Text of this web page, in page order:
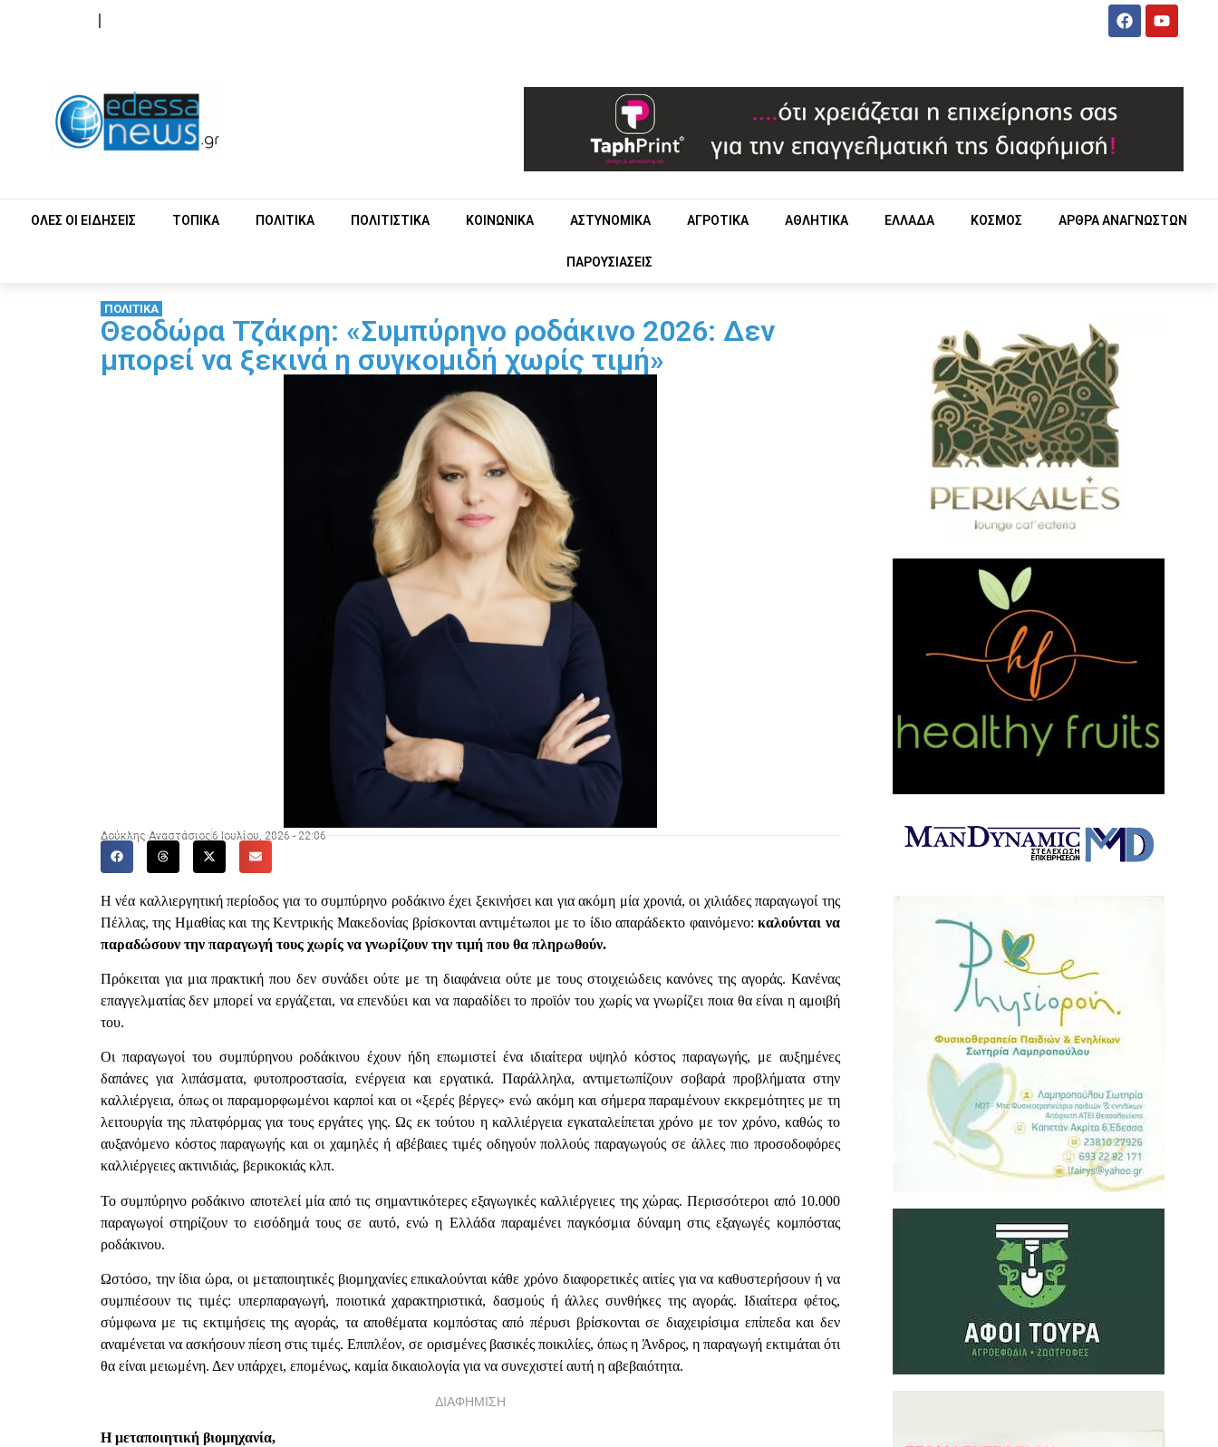
ΟΛΕΣ ΟΙ ΕΙΔΗΣΕΙΣ ΤΟΠΙΚΑ ΠΟΛΙΤΙΚΑ ΠΟΛΙΤΙΣΤΙΚΑ ΚΟΙΝΩΝΙΚΑ ΑΣΤΥΝΟΜΙΚΑ ΑΓΡΟΤΙΚΑ ΑΘΛΗΤΙΚΑ ΕΛΛΑΔΑ ΚΟΣΜΟΣ ΑΡΘΡΑ ΑΝΑΓΝΩΣΤΩΝ
ΠΑΡΟΥΣΙΑΣΕΙΣ
ΠΟΛΙΤΙΚΑ
Θεοδώρα Τζάκρη: «Συμπύρηνο ροδάκινο 2026: Δεν
μπορεί να ξεκινά η συγκομιδή χωρίς τιμή»
Δούκλης Αναστάσιος 6 Ιουλίου, 2026 - 22:06
Η νέα καλλιεργητική περίοδος για το συμπύρηνο ροδάκινο έχει ξεκινήσει και για ακόμη μία χρονιά, οι χιλιάδες παραγωγοί της
Πέλλας, της Ημαθίας και της Κεντρικής Μακεδονίας βρίσκονται αντιμέτωποι με το ίδιο απαράδεκτο φαινόμενο:καλούνται να
παραδώσουν την παραγωγή τους χωρίς να γνωρίζουν την τιμή που θα πληρωθούν.
Πρόκειται για μια πρακτική που δεν συνάδει ούτε με τη διαφάνεια ούτε με τους στοιχειώδεις κανόνες της αγοράς. Κανένας
επαγγελματίας δεν μπορεί να εργάζεται, να επενδύει και να παραδίδει το προϊόν του χωρίς να γνωρίζει ποια θα είναι η αμοιβή
του.
Οι παραγωγοί του συμπύρηνου ροδάκινου έχουν ήδη επωμιστεί ένα ιδιαίτερα υψηλό κόστος παραγωγής, με αυξημένες
δαπάνες για λιπάσματα, φυτοπροστασία, ενέργεια και εργατικά. Παράλληλα, αντιμετωπίζουν σοβαρά προβλήματα στην
καλλιέργεια, όπως οι παραμορφωμένοι καρποί και οι «ξερές βέργες» ενώ ακόμη και σήμερα παραμένουν εκκρεμότητες με τη
λειτουργία της πλατφόρμας για τους εργάτες γης. Ως εκ τούτου η καλλιέργεια εγκαταλείπεται χρόνο με τον χρόνο, καθώς το
αυξανόμενο κόστος παραγωγής και οι χαμηλές ή αβέβαιες τιμές οδηγούν πολλούς παραγωγούς σε άλλες πιο προσοδοφόρες
καλλιέργειες ακτινιδιάς, βερικοκιάς κλπ.
Το συμπύρηνο ροδάκινο αποτελεί μία από τις σημαντικότερες εξαγωγικές καλλιέργειες της χώρας. Περισσότεροι από 10.000
παραγωγοί στηρίζουν το εισόδημά τους σε αυτό, ενώ η Ελλάδα παραμένει παγκόσμια δύναμη στις εξαγωγές κομπόστας
ροδάκινου.
Ωστόσο, την ίδια ώρα, οι μεταποιητικές βιομηχανίες επικαλούνται κάθε χρόνο διαφορετικές αιτίες για να καθυστερήσουν ή να
συμπιέσουν τις τιμές: υπερπαραγωγή, ποιοτικά χαρακτηριστικά, δασμούς ή άλλες συνθήκες της αγοράς. Ιδιαίτερα φέτος,
σύμφωνα με τις εκτιμήσεις της αγοράς, τα αποθέματα κομπόστας από πέρυσι βρίσκονται σε διαχειρίσιμα επίπεδα και δεν
αναμένεται να ασκήσουν πίεση στις τιμές. Επιπλέον, σε ορισμένες βασικές ποικιλίες, όπως η Άνδρος, η παραγωγή εκτιμάται ότι
θα είναι μειωμένη. Δεν υπάρχει, επομένως, καμία δικαιολογία για να συνεχιστεί αυτή η αβεβαιότητα.
ΔΙΑΦΗΜΙΣΗ
Η μεταποιητική βιομηχανία,